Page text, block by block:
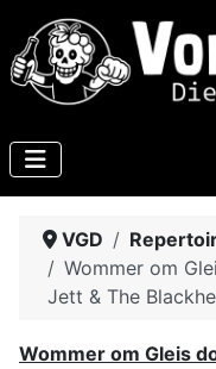
VGD
Wommer om
Jett & The
Wommer om Gleis